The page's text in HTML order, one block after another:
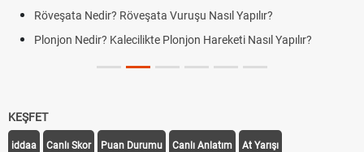
Röveşata Nedir? Röveşata Vuruşu Nasıl Yapılır?
Plonjon Nedir? Kalecilikte Plonjon Hareketi Nasıl Yapılır?
KEŞFET
iddaa Canlı Skor Puan Durumu Canlı Anlatım At Yarışı